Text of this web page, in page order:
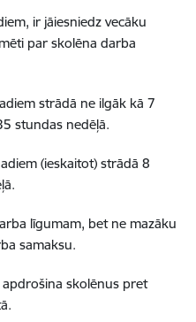
ir jāiesniedz vecāku
par skolēna darba
strādā ne ilgāk kā 7
stundas nedēļā.
(ieskaitot) strādā 8
līgumam, bet ne mazāku
samaksu.
skolēnus pret